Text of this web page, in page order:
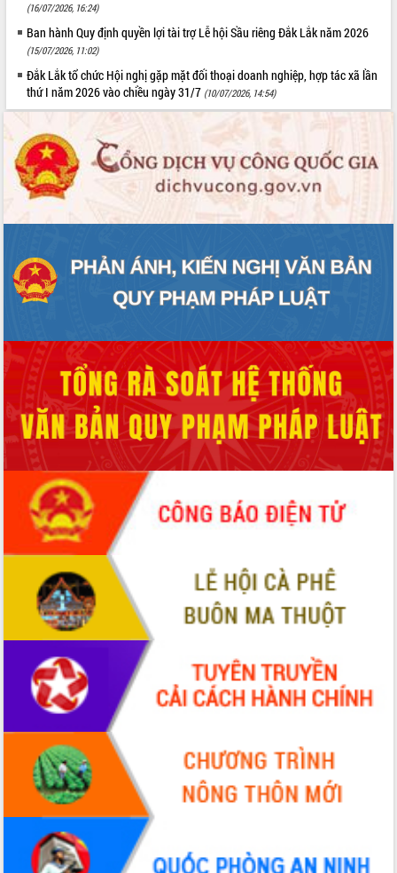
(16/07/2026, 16:24)
Ban hành Quy định quyền lợi tài trợ Lễ hội Sầu riêng Đắk Lắk năm 2026
(15/07/2026, 11:02)
Đắk Lắk tổ chức Hội nghị gặp mặt đối thoại doanh nghiệp, hợp tác xã lần
thứ I năm 2026 vào chiều ngày 31/7 (10/07/2026, 14:54)